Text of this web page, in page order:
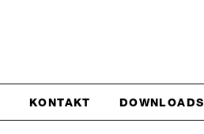
KONTAKT DOWNLOADS